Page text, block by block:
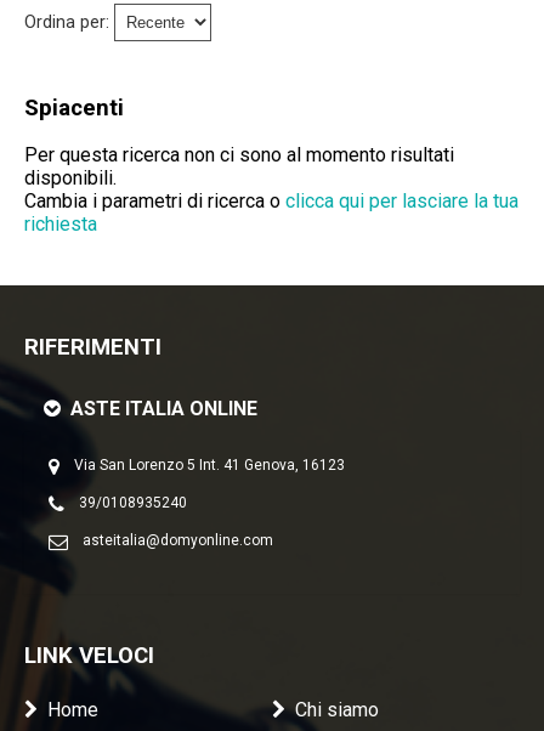
Chi Siamo
Servizi
Contatti
News
Ordina per:
Spiacenti
Per questa ricerca non ci sono al momento risultati
disponibili.
Cambia i parametri di ricerca o clicca qui per lasciare la tua
richiesta
RIFERIMENTI
ASTE ITALIA ONLINE
Via San Lorenzo 5 Int. 41 Genova, 16123
39/0108935240
asteitalia@domyonline.com
LINK VELOCI
Home
Chi siamo